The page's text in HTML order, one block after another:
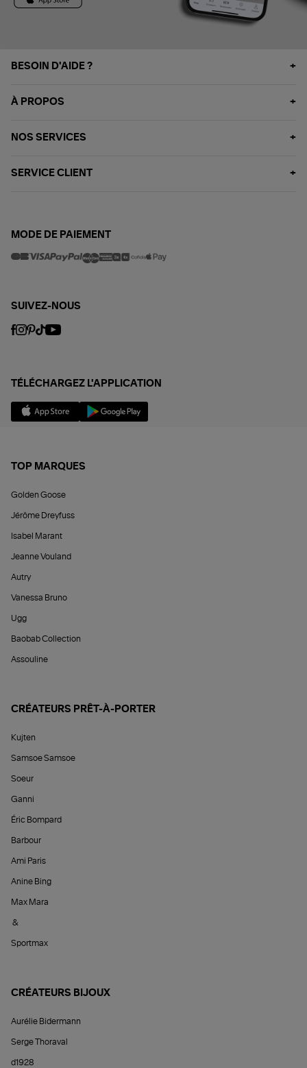
BESOIN D'AIDE ?
À PROPOS
NOS SERVICES
SERVICE CLIENT
MODE DE PAIEMENT
SUIVEZ-NOUS
TÉLÉCHARGEZ L'APPLICATION
TOP MARQUES
Golden Goose
Jérôme Dreyfuss
Isabel Marant
Jeanne Vouland
Autry
Vanessa Bruno
Ugg
Baobab Collection
Assouline
CRÉATEURS PRÊT-À-PORTER
Kujten
Samsoe Samsoe
Soeur
Ganni
Éric Bompard
Barbour
Ami Paris
Anine Bing
Max Mara
&
Sportmax
CRÉATEURS BIJOUX
Aurélie Bidermann
Serge Thoraval
d1928